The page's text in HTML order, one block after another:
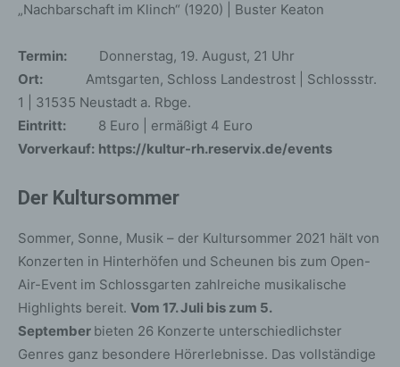
„Nachbarschaft im Klinch“ (1920) | Buster Keaton
Termin: Donnerstag, 19. August, 21 Uhr
Ort: Amtsgarten, Schloss Landestrost | Schlossstr.
1 | 31535 Neustadt a. Rbge.
Eintritt: 8 Euro | ermäßigt 4 Euro
Vorverkauf: https://kultur-rh.reservix.de/events
Der Kultursommer
Sommer, Sonne, Musik – der Kultursommer 2021 hält von
Konzerten in Hinterhöfen und Scheunen bis zum Open-
Air-Event im Schlossgarten zahlreiche musikalische
Highlights bereit. Vom 17. Juli bis zum 5.
September bieten 26 Konzerte unterschiedlichster
Genres ganz besondere Hörerlebnisse. Das vollständige